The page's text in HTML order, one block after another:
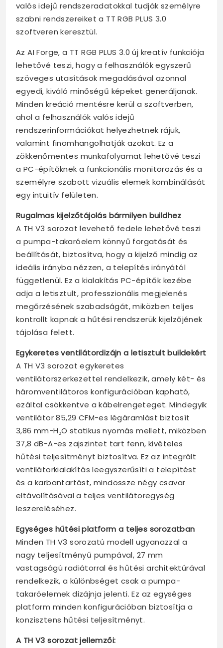
valós idejű rendszeradatokkal tudják személyre
szabni rendszereiket a TT RGB PLUS 3.0
szoftveren keresztül.
Az AI Forge, a TT RGB PLUS 3.0 új kreatív funkciója
lehetővé teszi, hogy a felhasználók egyszerű
szöveges utasítások megadásával azonnal
egyedi, kiváló minőségű képeket generáljanak.
Minden kreáció mentésre kerül a szoftverben,
ahol a felhasználók valós idejű
rendszerinformációkat helyezhetnek rájuk,
valamint finomhangolhatják azokat. Ez a
zökkenőmentes munkafolyamat lehetővé teszi
a PC-építőknek a funkcionális monitorozás és a
személyre szabott vizuális elemek kombinálását
egy intuitív felületen.
Rugalmas kijelzőtájolás bármilyen buildhez
A TH V3 sorozat levehető fedele lehetővé teszi
a pumpa-takaróelem könnyű forgatását és
beállítását, biztosítva, hogy a kijelző mindig az
ideális irányba nézzen, a telepítés irányától
függetlenül. Ez a kialakítás PC-építők kezébe
adja a letisztult, professzionális megjelenés
megőrzésének szabadságát, miközben teljes
kontrollt kapnak a hűtési rendszerük kijelzőjének
tájolása felett.
Egykeretes ventilátordizájn a letisztult buildekért
A TH V3 sorozat egykeretes
ventilátorszerkezettel rendelkezik, amely két- és
háromventilátoros konfigurációban kapható,
ezáltal csökkentve a kábelrengeteget. Mindegyik
ventilátor 85,29 CFM-es légáramlást biztosít
3,86 mm-H₂O statikus nyomás mellett, miközben
37,8 dB-A-es zajszintet tart fenn, kivételes
hűtési teljesítményt biztosítva. Ez az integrált
ventilátorkialakítás leegyszerűsíti a telepítést
és a karbantartást, mindössze négy csavar
eltávolításával a teljes ventilátoregység
leszereléséhez.
Egységes hűtési platform a teljes sorozatban
Minden TH V3 sorozatú modell ugyanazzal a
nagy teljesítményű pumpával, 27 mm
vastagságú radiátorral és hűtési architektúrával
rendelkezik, a különbséget csak a pumpa-
takaróelemek dizájnja jelenti. Ez az egységes
platform minden konfigurációban biztosítja a
konzisztens hűtési teljesítményt.
A TH V3 sorozat jellemzői: